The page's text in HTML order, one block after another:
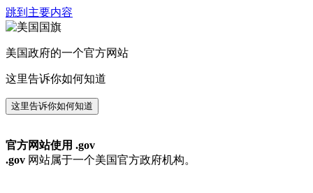
跳到主要内容
美国政府的一个官方网站
这里告诉你如何知道
这里告诉你如何知道
官方网站使用 .gov
.gov 网站属于一个美国官方政府机构。